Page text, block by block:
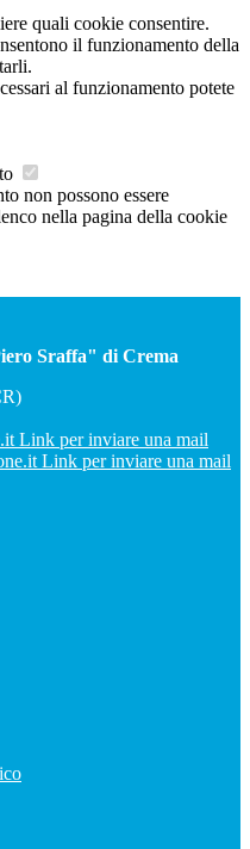
quali cookie consentire.
il funzionamento della
al funzionamento potete
non possono essere
nella pagina della cookie
Sraffa" di Crema
Link per inviare una mail
Link per inviare una mail